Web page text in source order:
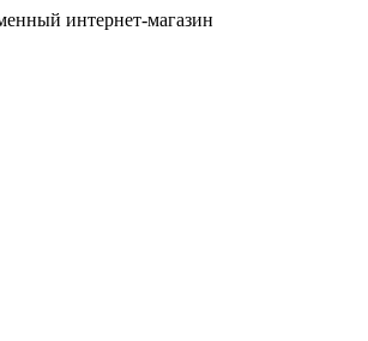
интернет-магазин